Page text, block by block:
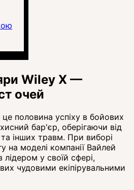
Wiley X —
очей
це половина успіху в бойових
бар'єр, оберігаючи від
інших травм. При виборі
на моделі компанії Вайлей
у своїй сфері,
чудовими екіпірувальними